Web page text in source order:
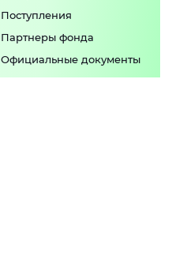
Поступления
Партнеры фонда
Официальные документы
Попечительский совет